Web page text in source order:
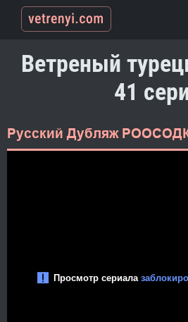
Ветреный
41
Русский Дубляж